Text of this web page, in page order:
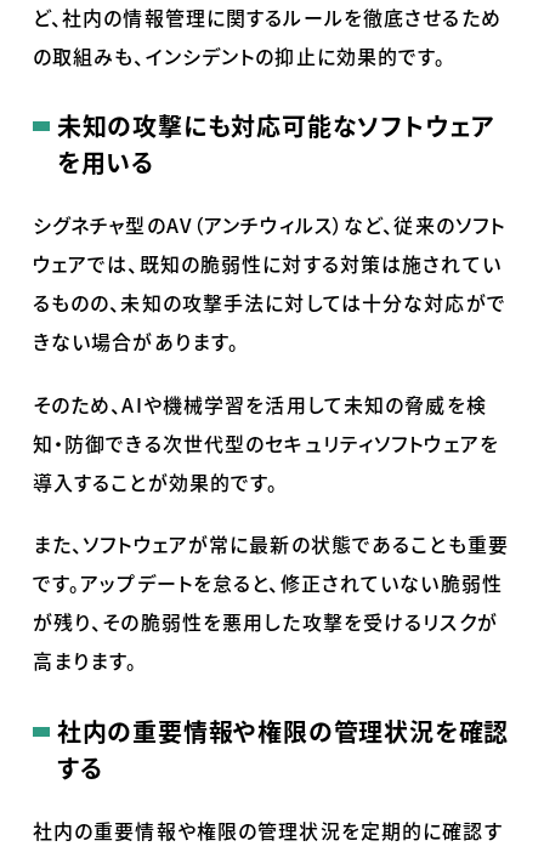
ど、社内の情報管理に関するルールを徹底させるため
の取組みも、インシデントの抑止に効果的です。
未知の攻撃にも対応可能なソフトウェア
を用いる
シグネチャ型のAV （アンチウィルス）など、従来のソフト
ウェアでは、既知の脆弱性に対する対策は施されてい
るものの、未知の攻撃手法に対しては十分な対応がで
きない場合があります。
そのため、AIや機械学習を活用して未知の脅威を検
知・防御できる次世代型のセキュリティソフトウェアを
導入することが効果的です。
また、ソフトウェアが常に最新の状態であることも重要
です。アップデートを怠ると、修正されていない脆弱性
が残り、その脆弱性を悪用した攻撃を受けるリスクが
高まります。
社内の重要情報や権限の管理状況を確認
する
社内の重要情報や権限の管理状況を定期的に確認す